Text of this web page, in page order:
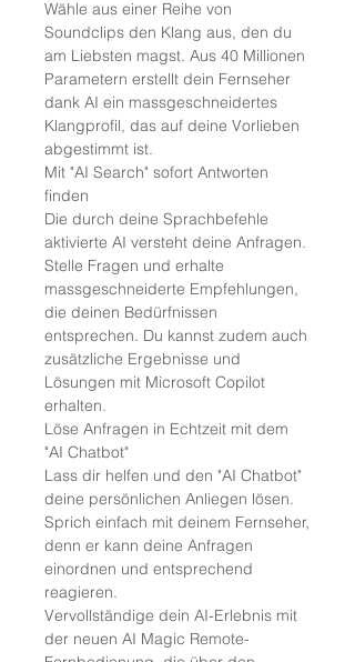
Wähle aus einer Reihe von
Soundclips den Klang aus, den du
am Liebsten magst. Aus 40 Millionen
Parametern erstellt dein Fernseher
dank AI ein massgeschneidertes
Klangprofil, das auf deine Vorlieben
abgestimmt ist.
Mit "AI Search" sofort Antworten
finden
Die durch deine Sprachbefehle
aktivierte AI versteht deine Anfragen.
Stelle Fragen und erhalte
massgeschneiderte Empfehlungen,
die deinen Bedürfnissen
entsprechen. Du kannst zudem auch
zusätzliche Ergebnisse und
Lösungen mit Microsoft Copilot
erhalten.
Löse Anfragen in Echtzeit mit dem
"AI Chatbot"
Lass dir helfen und den "AI Chatbot"
deine persönlichen Anliegen lösen.
Sprich einfach mit deinem Fernseher,
denn er kann deine Anfragen
einordnen und entsprechend
reagieren.
Vervollständige dein AI-Erlebnis mit
der neuen AI Magic Remote-